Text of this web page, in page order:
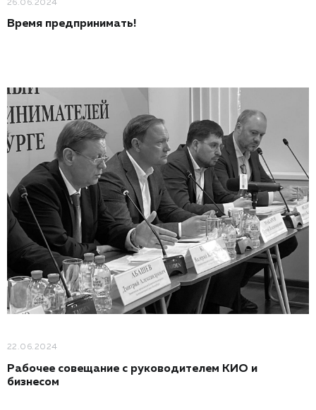
26.06.2024
Время предпринимать!
22.06.2024
Рабочее совещание с руководителем КИО и
бизнесом